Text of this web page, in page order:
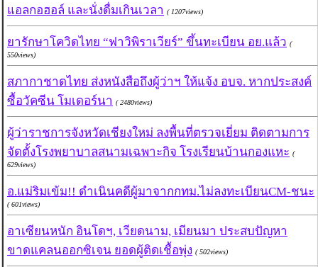
แอลกอฮอล์ และนั่งดื่มเกินเวลา ( 1207views)
ยารักษาโควิดไทย “ฟาวิพิราเวียร์” ขึ้นทะเบียน อย.แล้ว (
550views)
สภากาชาดไทย ส่งหนังสือถึงผู้ว่าฯ ให้แจ้ง อบจ. หากประสงค์
ซื้อวัคซีน โมเดอร์นา ( 2480views)
ผู้ว่าราชการจังหวัดเชียงใหม่ ลงพื้นที่ตรวจเยี่ยม ติดตามการ
จัดตั้งโรงพยาบาลสนามเฉพาะกิจ โรงเรียนบ้านกองแหะ (
629views)
อ.แม่ริมเข้ม!! ดำเนินคดีผู้มาจากกทม.ไม่ลงทะเบียนCM-ชนะ
( 601views)
อาเซียนหนัก อินโดฯ, เวียดนาม, เมียนมา ประสบปัญหา
ขาดแคลนออกซิเจน ยอดผู้ติดเชื้อพุ่ง ( 502views)